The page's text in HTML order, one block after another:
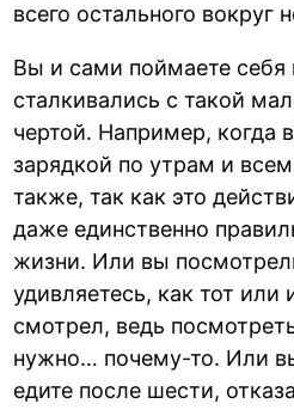
всего остального вокруг
Вы и сами поймаете себя
сталкивались с такой
чертой. Например, когда
зарядкой по утрам и
также, так как это
даже единственно
жизни. Или вы
удивляетесь, как тот или
смотрел, ведь
нужно… почему-то. Или
едите после шести,